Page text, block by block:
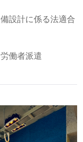
設計に係る法適合
働者派遣